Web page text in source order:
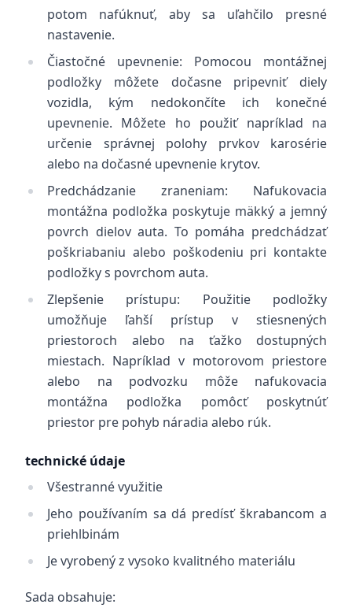
potom nafúknuť, aby sa uľahčilo presné
nastavenie.
Čiastočné upevnenie: Pomocou montážnej
podložky môžete dočasne pripevniť diely
vozidla, kým nedokončíte ich konečné
upevnenie. Môžete ho použiť napríklad na
určenie správnej polohy prvkov karosérie
alebo na dočasné upevnenie krytov.
Predchádzanie zraneniam: Nafukovacia
montážna podložka poskytuje mäkký a jemný
povrch dielov auta. To pomáha predchádzať
poškriabaniu alebo poškodeniu pri kontakte
podložky s povrchom auta.
Zlepšenie prístupu: Použitie podložky
umožňuje ľahší prístup v stiesnených
priestoroch alebo na ťažko dostupných
miestach. Napríklad v motorovom priestore
alebo na podvozku môže nafukovacia
montážna podložka pomôcť poskytnúť
priestor pre pohyb náradia alebo rúk.
technické údaje
Všestranné využitie
Jeho používaním sa dá predísť škrabancom a
priehlbinám
Je vyrobený z vysoko kvalitného materiálu
Sada obsahuje: